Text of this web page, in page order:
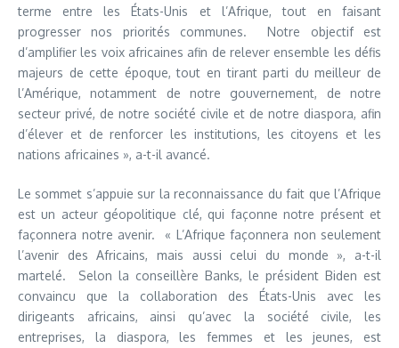
terme entre les États-Unis et l’Afrique, tout en faisant
progresser nos priorités communes. Notre objectif est
d’amplifier les voix africaines afin de relever ensemble les défis
majeurs de cette époque, tout en tirant parti du meilleur de
l’Amérique, notamment de notre gouvernement, de notre
secteur privé, de notre société civile et de notre diaspora, afin
d’élever et de renforcer les institutions, les citoyens et les
nations africaines », a-t-il avancé.
Le sommet s’appuie sur la reconnaissance du fait que l’Afrique
est un acteur géopolitique clé, qui façonne notre présent et
façonnera notre avenir. « L’Afrique façonnera non seulement
l’avenir des Africains, mais aussi celui du monde », a-t-il
martelé. Selon la conseillère Banks, le président Biden est
convaincu que la collaboration des États-Unis avec les
dirigeants africains, ainsi qu’avec la société civile, les
entreprises, la diaspora, les femmes et les jeunes, est